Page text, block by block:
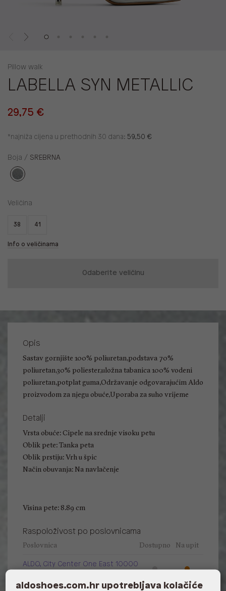
Pillow walk
LABELLA SYN METALLIC
29,75 €
*najniža cijena u prethodnih 30 dana: 59,50 €
Boja / SREBRNA
Veličina
38 41
Info o veličinama
Odaberite veličinu
Opis
Sastav gornjište 100% poliuretan,podstava 70%
poliuretan,30% poliester,uložna tabanica 100% vodeni
poliuretan,potplat guma,Održavanje odgovarajućim Aldo
proizvodom za njegu obuće,Uporaba za suho vrijeme
Detalji
Vrsta obuće: Cipele na srednje visoku petu
Oblik pete: Tanka peta
Oblik prstiju: Vrh u špic
Način obuvanja: Na navlačenje
Visina pete: 8.89 cm
Raspoloživost po poslovnicama
Poslovnica Dostupno Na upit
ALDO, City Center One East 10000
aldoshoes.com.hr upotrebljava kolačiće